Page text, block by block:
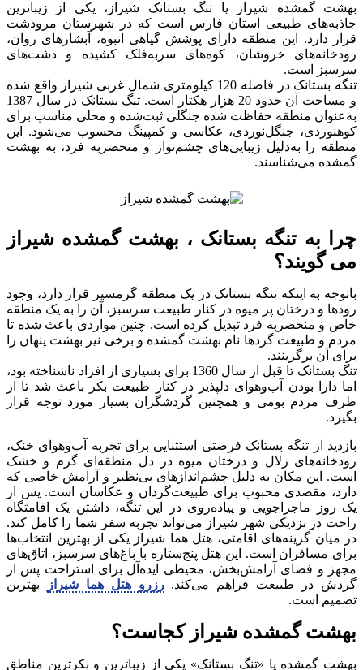
بهشت گمشده شیراز یا تنگ بستانک شیراز، یکی از زیباترین
جاذبه‌های طبیعی استان فارس است که در شهرستان مرودشت
قرار دارد. این منطقه دارای پوشش گیاهی انبوه، آبشارهای روان،
رودخانه‌های خروشان، کوه‌های سربه‌فلک کشیده و دشت‌های
سرسبز است.
تنگه بستانک در فاصله 120 کیلومتری شمال غربی شیراز واقع شده
و مساحت آن حدود 20 هزار هکتار است. تنگ بستانک در سال 1387
به‌عنوان منطقه حفاظت شده جنگلی ثبت‌شده و محلی مناسب برای
کوهنوردی، جنگل‌نوردی، عکاسی و کمپینگ محسوب می‌شود. این
منطقه را به‌دلیل زیبایی‌های چشم‌نواز و منحصربه فرد، به بهشت
گمشده می‌شناسند.
چرا به تنگه بستانک ، بهشت گمشده شیراز
می گویند؟
باتوجه به اینکه تنگه بستانک در یک منطقه گرمسیر قرار دارد، وجود
رودها و درختان پر میوه در کنار طبیعت سرسبز، آن را به یک منطقه
خاص و منحصربه فرد تبدیل کرده است. چنین مواردی باعث شده تا
مردم و طبیعت گردها نام بهشت گمشده و برخی نیز بهشت پنهان را
برای آن برگزینند.
تنگ بستانک تا قبل از سال 1360 برای بسیاری از افراد ناشناخته بود،
اما دارا بودن آب‌‌وهوای دلپذیر در کنار طبیعت بکر باعث شد تا از
طرف مردم بومی و همچنین گردشگران بسیار مورد توجه قرار
بگیرد.
بازدید از تنگه بستانک فرصتی استثنایی برای تجربه آب‌وهوای خنک،
رودخانه‌های زلال و درختان میوه در دل منطقه‌ای گرم و خشک
است. این مکان به دلیل چشم‌اندازهای بی‌نظیر و آرامش خاصی که
دارد، مقصدی محبوب برای طبیعت‌گردان و عکاسان است. پس از
یک روز ماجراجویی و پیاده‌روی در این تنگه، داشتن یک اقامتگاه
راحت در نزدیکی شهر شیراز می‌تواند تجربه سفر شما را کامل کند.
در میان گزینه‌های اقامتی، هتل هما شیراز یکی از بهترین انتخاب‌ها
برای مسافران است. این هتل پنج‌ستاره با باغ‌های سرسبز، اتاق‌های
مجهز و فضای آرامش‌بخش، محیطی ایده‌آل برای استراحت پس از
گردش در طبیعت فراهم می‌کند.رزرو هتل هما شیراز
بهترین
تصمیم است.
بهشت گمشده شیراز کجاست؟
بهشت گمشده یا «تنگ بستانک» یکی از زیباترین و بکرترین مناطق